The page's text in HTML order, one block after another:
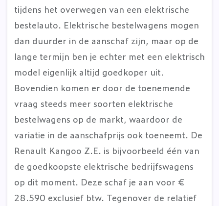
tijdens het overwegen van een elektrische
bestelauto. Elektrische bestelwagens mogen
dan duurder in de aanschaf zijn, maar op de
lange termijn ben je echter met een elektrisch
model eigenlijk altijd goedkoper uit.
Bovendien komen er door de toenemende
vraag steeds meer soorten elektrische
bestelwagens op de markt, waardoor de
variatie in de aanschafprijs ook toeneemt. De
Renault Kangoo Z.E. is bijvoorbeeld één van
de goedkoopste elektrische bedrijfswagens
op dit moment. Deze schaf je aan voor €
28.590 exclusief btw. Tegenover de relatief